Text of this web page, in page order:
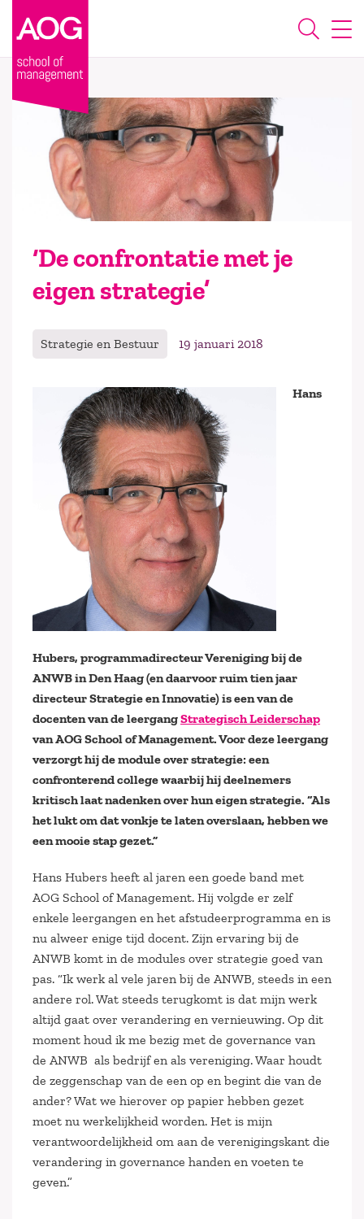
‘De confrontatie met je
eigen strategie’
Strategie en Bestuur 19 januari 2018
Hans
Hubers, programmadirecteur Vereniging bij de
ANWB in Den Haag (en daarvoor ruim tien jaar
directeur Strategie en Innovatie) is een van de
docenten van de leergangStrategisch Leiderschap
van AOG School of Management. Voor deze leergang
verzorgt hij de module over strategie: een
confronterend college waarbij hij deelnemers
kritisch laat nadenken over hun eigen strategie. “Als
het lukt om dat vonkje te laten overslaan, hebben we
een mooie stap gezet.”
Hans Hubers heeft al jaren een goede band met
AOG School of Management. Hij volgde er zelf
enkele leergangen en het afstudeerprogramma en is
nu alweer enige tijd docent. Zijn ervaring bij de
ANWB komt in de modules over strategie goed van
pas. “Ik werk al vele jaren bij de ANWB, steeds in een
andere rol. Wat steeds terugkomt is dat mijn werk
altijd gaat over verandering en vernieuwing. Op dit
moment houd ik me bezig met de governance van
de ANWB als bedrijf en als vereniging. Waar houdt
de zeggenschap van de een op en begint die van de
ander? Wat we hierover op papier hebben gezet
moet nu werkelijkheid worden. Het is mijn
verantwoordelijkheid om aan de verenigingskant die
verandering in governance handen en voeten te
geven.”